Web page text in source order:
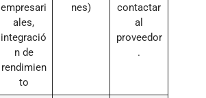
empresari
ales,
integració
n de
rendimien
to
nes)
contactar
al
proveedor
.